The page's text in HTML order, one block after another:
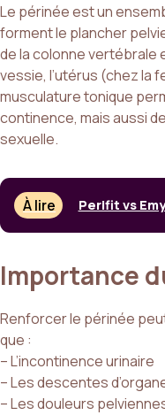
Le périnée est un
forment le plancher
de la colonne vertébrale
vessie, l’utérus (chez la
musculature tonique
continence, mais aussi
sexuelle.
À lire Perifit vs
Importance
Renforcer le périnée
que :
– L’incontinence urinaire
– Les descentes
– Les douleurs